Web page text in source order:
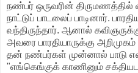
நண்பர் ஒருவரின் திருமணத்தில்
நாட்டுப் பாடலைப் பாடினார்.
வந்திருந்தார். ஆனால்
அவரை பாரதியாருக்கு
தன் நண்பர்கள் முன்னால் பாடு
"எங்கெங்குக் காணினும்